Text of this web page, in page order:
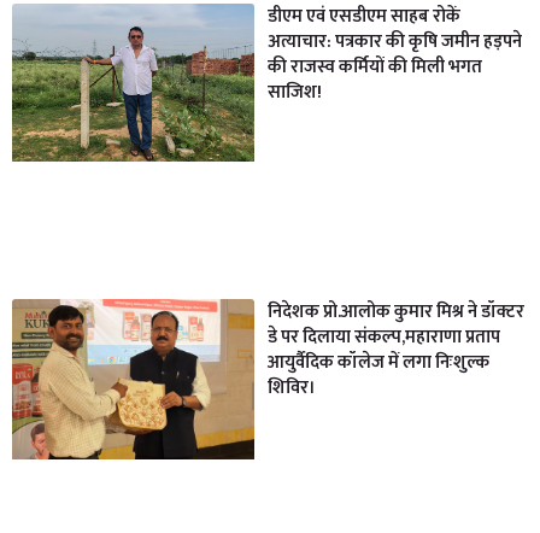
डीएम एवं एसडीएम साहब रोकें
अत्याचार: पत्रकार की कृषि जमीन हड़पने
की राजस्व कर्मियों की मिली भगत
साजिश!
निदेशक प्रो.आलोक कुमार मिश्र ने डॉक्टर
डे पर दिलाया संकल्प,महाराणा प्रताप
आयुर्वैदिक कॉलेज में लगा निःशुल्क
शिविर।